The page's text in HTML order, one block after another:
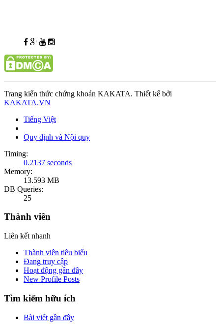
Trang kiến thức chứng khoán KAKATA. Thiết kế bởi
KAKATA.VN
Tiếng Việt
Quy định và Nội quy
Timing:
0.2137 seconds
Memory:
13.593 MB
DB Queries:
25
Thành viên
Liên kết nhanh
Thành viên tiêu biểu
Đang truy cập
Hoạt động gần đây
New Profile Posts
Tìm kiếm hữu ích
Bài viết gần đây